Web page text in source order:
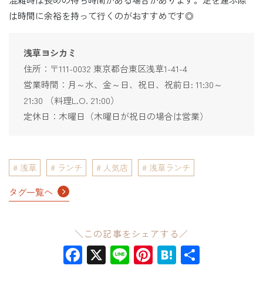
は時間に余裕を持って行くのがおすすめです◎
浅草ヨシカミ
住所：〒111-0032 東京都台東区浅草1-41-4
営業時間：月～水、金～日、祝日、祝前日: 11:30～
21:30 （料理L.O. 21:00）
定休日：木曜日（木曜日が祝日の場合は営業）
浅草 ランチ 人気店 浅草ランチ
タグ一覧へ
＼この記事をシェアする／
Facebook
X LinePinterest
Hatena